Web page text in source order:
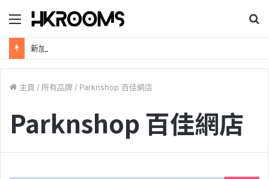
錄
尋
主頁 / 所有品牌 / Parknshop 百佳網店
Parknshop 百佳網店